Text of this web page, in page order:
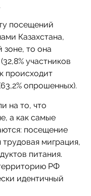
посещений
Казахстана,
то она
участников
происходит
опрошенных).
на то, что
а как самые
посещение
трудовая миграция,
питания.
РФ
идентичный